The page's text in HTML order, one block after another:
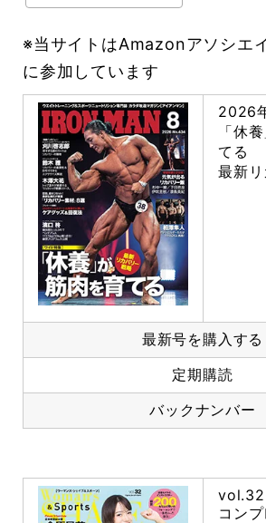
※当サイトはAmazonアソシエ
に参加しています
2026
「休
てる
最新
最新号を購入する
定期購読
バックナンバー
vol.32
コン